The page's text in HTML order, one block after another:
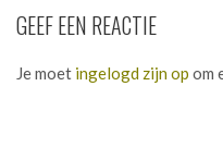
GEEF EEN REACTIE
Je moet ingelogd zijn op om